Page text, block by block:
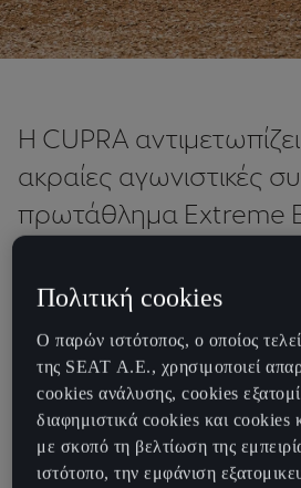
H CUPRA αντιμετωπίζει
ακραίες αγωνιστικές
πρωτάθλημα Extreme
εξαντλητικούς αγώνες στην ιστορία
Extreme E.
Ο αγώνας των off-road ηλεκτρικών SUV
πιο δύσκολες περιοχές του πλανήτη
Αρκτικής, της ερήμου, της ζούγκλας,
ωκεανών. Ξεκινώντας στη Σαουδική
Πολιτική cookies
Ο παρών ιστότοπος, ο οποίος
της SEAT Α.Ε., χρησιμοποιεί
cookies ανάλυσης, cookies
διαφημιστικά cookies και cookies
με σκοπό τη βελτίωση της
ιστότοπο, την εμφάνιση